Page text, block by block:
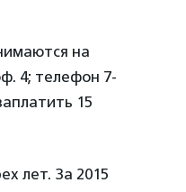
на
4; телефон 7-
15
лет. За 2015